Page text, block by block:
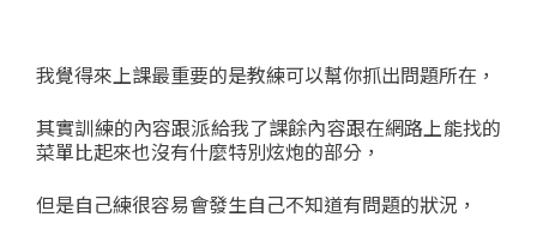
我覺得來上課最重要的是教練可以幫你抓出問題所在，
其實訓練的內容跟派給我了課餘內容跟在網路上能找的
菜單比起來也沒有什麼特別炫炮的部分，
但是自己練很容易會發生自己不知道有問題的狀況，